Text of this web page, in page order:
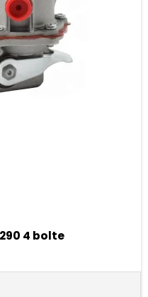
4 bolte